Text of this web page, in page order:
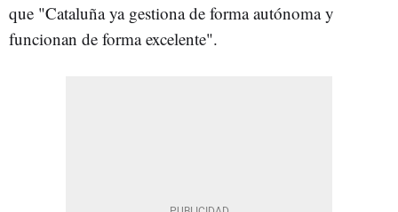
que "Cataluña ya gestiona de forma autónoma y
funcionan de forma excelente".